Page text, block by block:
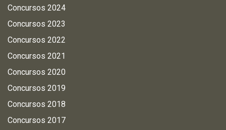
Concursos 2024
Concursos 2023
Concursos 2022
Concursos 2021
Concursos 2020
Concursos 2019
Concursos 2018
Concursos 2017